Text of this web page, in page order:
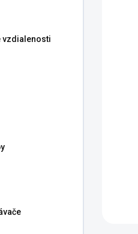
vzdialenosti